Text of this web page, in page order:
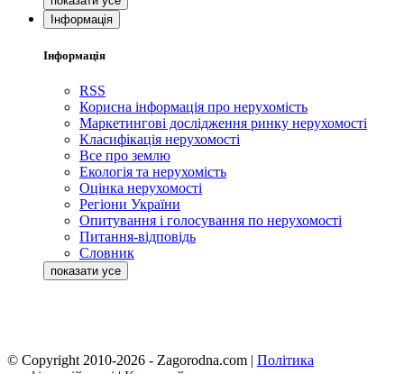
Інформація
Інформація
RSS
Корисна інформація про нерухомість
Маркетингові дослідження ринку нерухомості
Класифікація нерухомості
Все про землю
Екологія та нерухомість
Оцінка нерухомості
Регіони України
Опитування і голосування по нерухомості
Питання-відповідь
Словник
© Copyright 2010-2026 - Zagorodna.com | Політика